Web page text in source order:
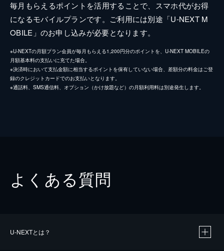
毎月もらえるポイントを活用することで、スマホ代がお得
になるモバイルプランです。ご利用には別途「U-NEXT M
OBILE」のお申し込みが必要となります。
※U-NEXTの月額プラン会員が毎月もらえる1,200円分のポイントを、U-NEXT MOBILEの
月額基本料の支払いに充てた場合。
※決済時において支払金額に相当するポイントを保有していない場合、差額分の料金はご登
録のクレジットカードでのお支払いとなります。
※通話料、SMS通信料、オプション（かけ放題など）の月額利用料は別途発生します。
よくある質問
U-NEXTとは？